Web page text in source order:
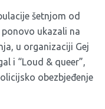
šetnjom od
ukazali na
u organizaciji Gej
i “Loud & queer”,
obezbjeđenje